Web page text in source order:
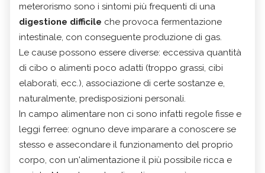
meterorismo sono i sintomi più frequenti di una
digestione difficile che provoca fermentazione
intestinale, con conseguente produzione di gas.
Le cause possono essere diverse: eccessiva quantità
di cibo o alimenti poco adatti (troppo grassi, cibi
elaborati, ecc.), associazione di certe sostanze e,
naturalmente, predisposizioni personali.
In campo alimentare non ci sono infatti regole fisse e
leggi ferree: ognuno deve imparare a conoscere se
stesso e assecondare il funzionamento del proprio
corpo, con un'alimentazione il più possibile ricca e